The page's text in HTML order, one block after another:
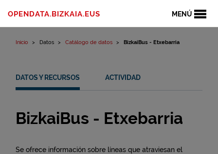
MENÚ
OPENDATA.BIZKAIA.EUS
Inicio Datos Catálogo de datos BizkaiBus - Etxebarria
DATOS Y RECURSOS ACTIVIDAD
BizkaiBus - Etxebarria
Se ofrece información sobre líneas que atraviesan el